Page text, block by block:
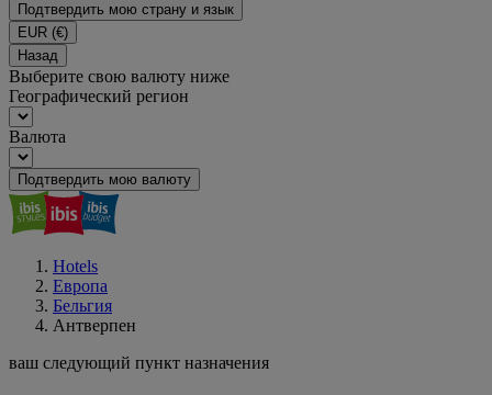
Подтвердить мою страну и язык
EUR (€)
Назад
Выберите свою валюту ниже
Географический регион
Валюта
Подтвердить мою валюту
Hotels
Европа
Бельгия
Антверпен
ваш следующий пункт назначения